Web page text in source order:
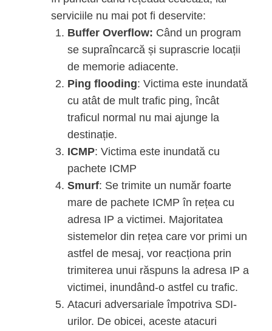
serviciile nu mai pot fi deservite:
Buffer Overflow: Când un program
se supraîncarcă și suprascrie locații
de memorie adiacente.
Ping flooding: Victima este inundată
cu atât de mult trafic ping, încât
traficul normal nu mai ajunge la
destinație.
ICMP: Victima este inundată cu
pachete ICMP
Smurf: Se trimite un număr foarte
mare de pachete ICMP în rețea cu
adresa IP a victimei. Majoritatea
sistemelor din rețea care vor primi un
astfel de mesaj, vor reacționa prin
trimiterea unui răspuns la adresa IP a
victimei, inundând-o astfel cu trafic.
Atacuri adversariale împotriva SDI-
urilor. De obicei, aceste atacuri